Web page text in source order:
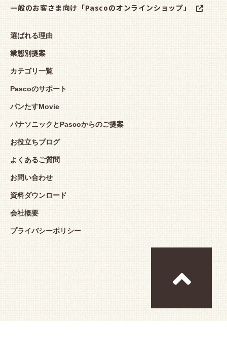
一般のお客さま向け「Pascoのオンラインショップ」
選ばれる理由
業態別提案
カテゴリ一覧
Pascoのサポート
パンたすMovie
パナソニックとPascoからのご提案
お役立ちブログ
よくあるご質問
お問い合わせ
資料ダウンロード
会社概要
プライバシーポリシー